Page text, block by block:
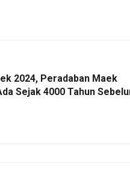
2024, Peradaban Maek
Sejak 4000 Tahun